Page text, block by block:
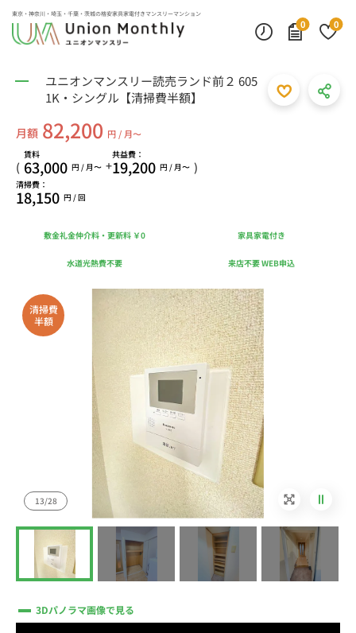
東京・神奈川・埼玉・千葉・茨城の格安家具家電付きマンスリーマンション
0
0
ユニオンマンスリー読売ランド前２ 605
1K・シングル【清掃費半額】
月額 82,200 円 / 月〜
(
賃料
63,000 円 / 月〜 +
共益費：
19,200 円 / 月〜 )
清掃費：
18,150 円 / 回
敷金礼金仲介料・更新料 ￥0 家具家電付き
水道光熱費不要 来店不要 WEB申込
清掃費
半額
13/28
3Dパノラマ画像で見る